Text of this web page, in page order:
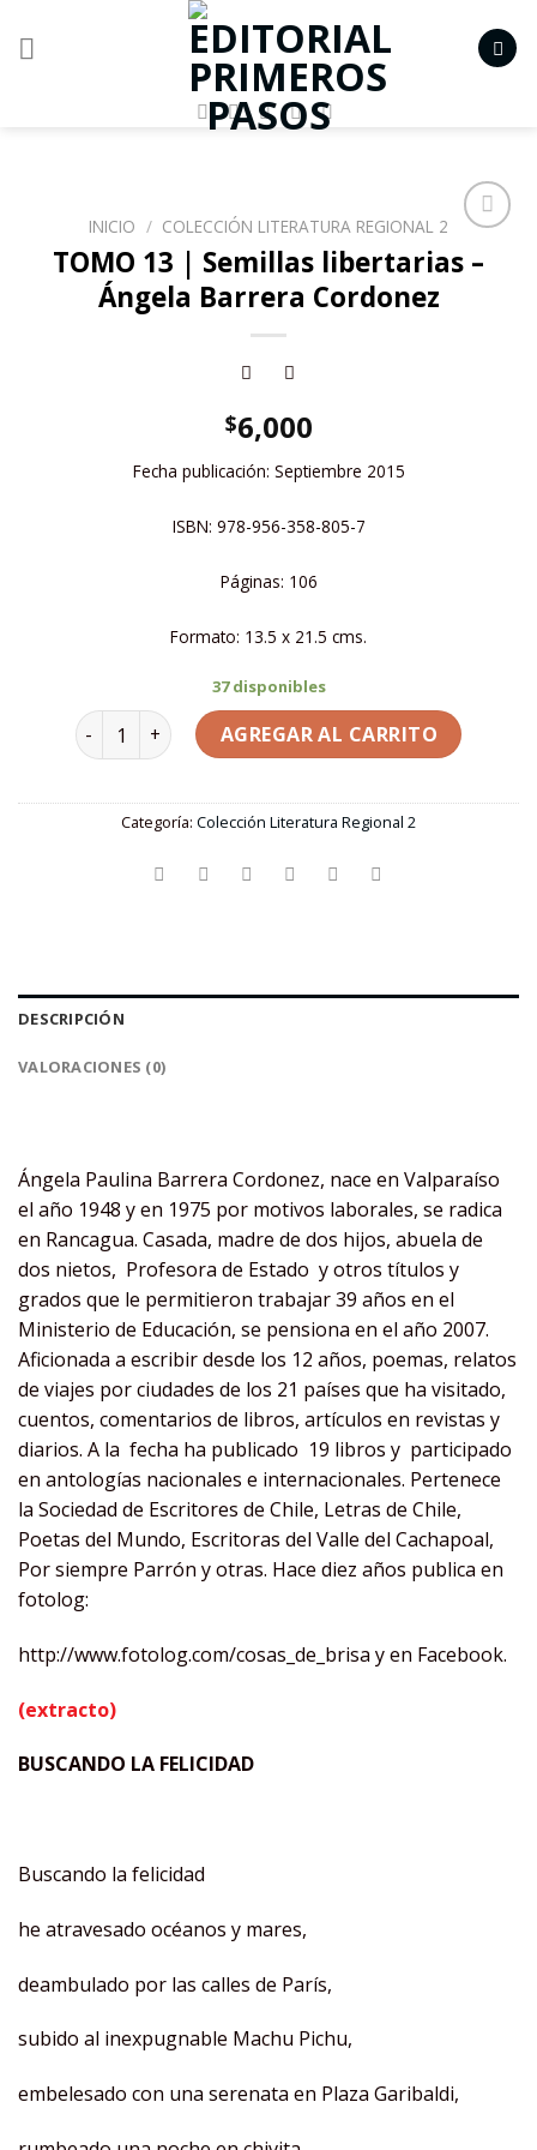
a la
INICIO / COLECCIÓN LITERATURA REGIONAL 2
TOMO 13 | Semillas libertarias –
Ángela Barrera Cordonez
$6,000
Fecha publicación: Septiembre 2015
ISBN: 978-956-358-805-7
Páginas: 106
Formato: 13.5 x 21.5 cms.
37 disponibles
TOMO 13 | Semillas libertarias - Ángela Barrera
AGREGAR AL CARRITO
Categoría: Colección Literatura Regional 2
DESCRIPCIÓN
VALORACIONES (0)
Ángela Paulina Barrera Cordonez, nace en Valparaíso
el año 1948 y en 1975 por motivos laborales, se radica
en Rancagua. Casada, madre de dos hijos, abuela de
dos nietos, Profesora de Estado y otros títulos y
grados que le permitieron trabajar 39 años en el
Ministerio de Educación, se pensiona en el año 2007.
Aficionada a escribir desde los 12 años, poemas, relatos
de viajes por ciudades de los 21 países que ha visitado,
cuentos, comentarios de libros, artículos en revistas y
diarios. A la fecha ha publicado 19 libros y participado
en antologías nacionales e internacionales. Pertenece
la Sociedad de Escritores de Chile, Letras de Chile,
Poetas del Mundo, Escritoras del Valle del Cachapoal,
Por siempre Parrón y otras. Hace diez años publica en
fotolog:
http://www.fotolog.com/cosas_de_brisa y en Facebook.
(extracto)
BUSCANDO LA FELICIDAD
Buscando la felicidad
he atravesado océanos y mares,
deambulado por las calles de París,
subido al inexpugnable Machu Pichu,
embelesado con una serenata en Plaza Garibaldi,